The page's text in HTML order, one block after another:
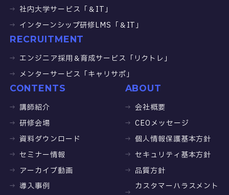
社内大学サービス「＆IT」
インターンシップ研修LMS「＆IT」
RECRUITMENT
エンジニア採用＆育成サービス「リクトレ」
メンターサービス「キャリサポ」
CONTENTS
講師紹介
研修会場
資料ダウンロード
セミナー情報
アーカイブ動画
導入事例
ABOUT
会社概要
CEOメッセージ
個人情報保護基本方針
セキュリティ基本方針
品質方針
カスタマーハラスメント